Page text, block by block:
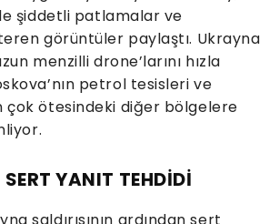
şiddetli patlamalar ve
görüntüler paylaştı. Ukrayna
menzilli drone’larını hızla
petrol tesisleri ve
çok ötesindeki diğer bölgelere
YANIT TEHDİDİ